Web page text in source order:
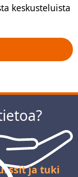
keskusteluista
ja tuki